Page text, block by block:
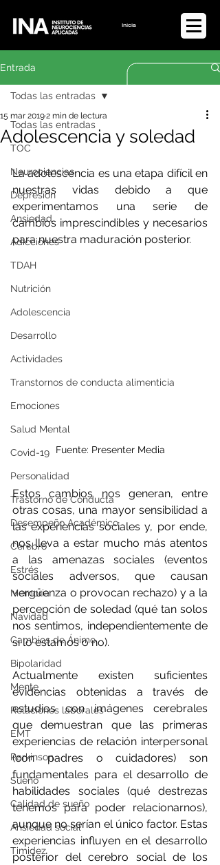
Iniciar sesión
Entrada
Todas las entradas
TOC
Neurociencias
Depresión
Ansiedad
Adicciones
TDAH
Nutrición
Adolescencia
Desarrollo
Actividades
Transtornos de conducta alimenticia
Emociones
Salud Mental
Covid-19
Personalidad
Trastorno de Conducta
Desempeño Académico
Cerebro
Estrés
Memoria
Navidad
Cambios de Ánimo
Bipolaridad
Mente
Relaciones laborales
EMT
Parkinson
Sueño
Calidad de sueño
Ansiedad social
Timidez
Todas las entradas
Adolescencia y soledad
15 mar 20192 min de lectura
La adolescencia es una etapa difícil en
nuestras vidas debido a que
experimentamos una serie de
cambios imprescindibles y necesarios
para nuestra maduración posterior.
Fuente: Presenter Media
Estos cambios nos generan, entre
otras cosas, una mayor sensibilidad a
las experiencias sociales y, por ende,
nos lleva a estar mucho más atentos
a las amenazas sociales (eventos
sociales adversos, que causan
vergüenza o provocan rechazo) y a la
percepción de soledad (qué tan solos
nos sentimos, independientemente de
si lo estamos o no).
Actualmente existen suficientes
evidencias obtenidas a través de
estudios con imágenes cerebrales
que demuestran que las primeras
experiencias de relación interpersonal
(con padres o cuidadores) son
fundamentales para el desarrollo de
habilidades sociales (qué destrezas
tenemos para poder relacionarnos),
aunque no serían el único factor. Estas
experiencias influyen en el desarrollo
posterior del cerebro social de los